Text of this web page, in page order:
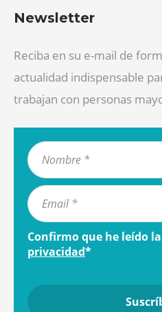
Newsletter
Reciba en su e-mail de
actualidad indispensable
trabajan con personas
Confirmo que he leído la
privacidad*